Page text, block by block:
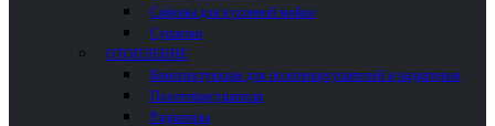
Сифоны для кухонной мойки
Сушилки
ОТОПЛЕНИЕ
Комплектующие для полотенцесушителей и радиаторов
Полотенцесушители
Радиаторы